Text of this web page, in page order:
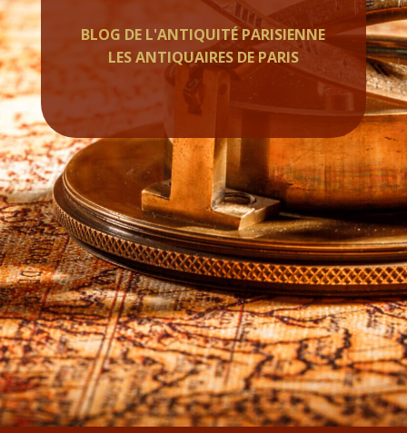
BLOG DE L'ANTIQUITÉ PARISIENNE
LES ANTIQUAIRES DE PARIS